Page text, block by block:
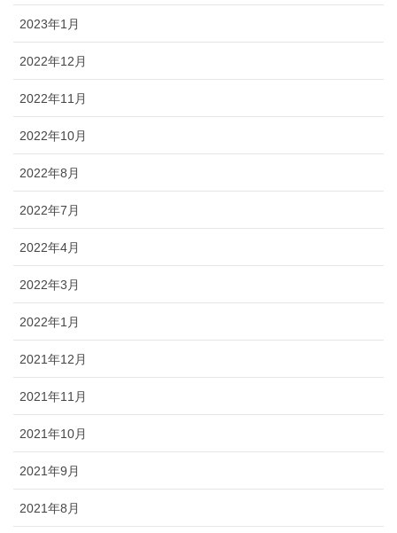
2023年1月
2022年12月
2022年11月
2022年10月
2022年8月
2022年7月
2022年4月
2022年3月
2022年1月
2021年12月
2021年11月
2021年10月
2021年9月
2021年8月